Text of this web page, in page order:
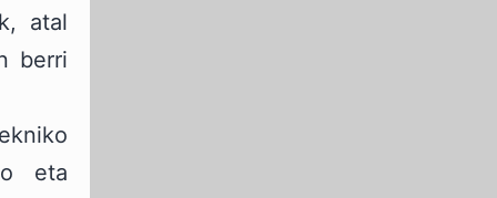
atal
berri
eta